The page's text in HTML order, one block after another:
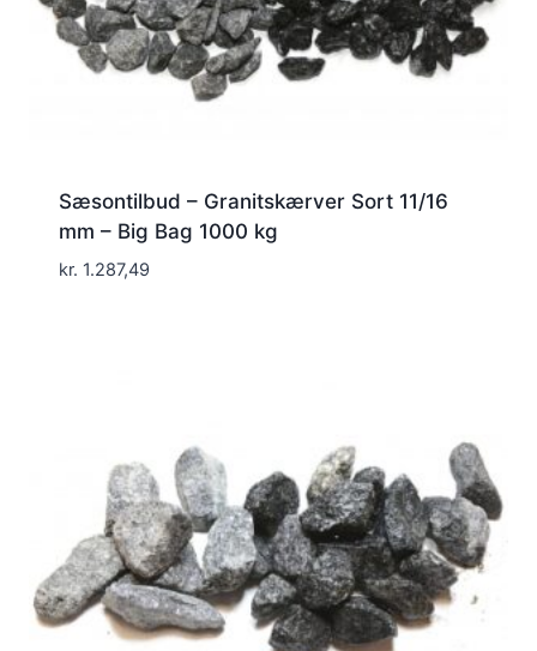
Sæsontilbud – Granitskærver Sort 11/16
mm – Big Bag 1000 kg
kr. 1.287,49